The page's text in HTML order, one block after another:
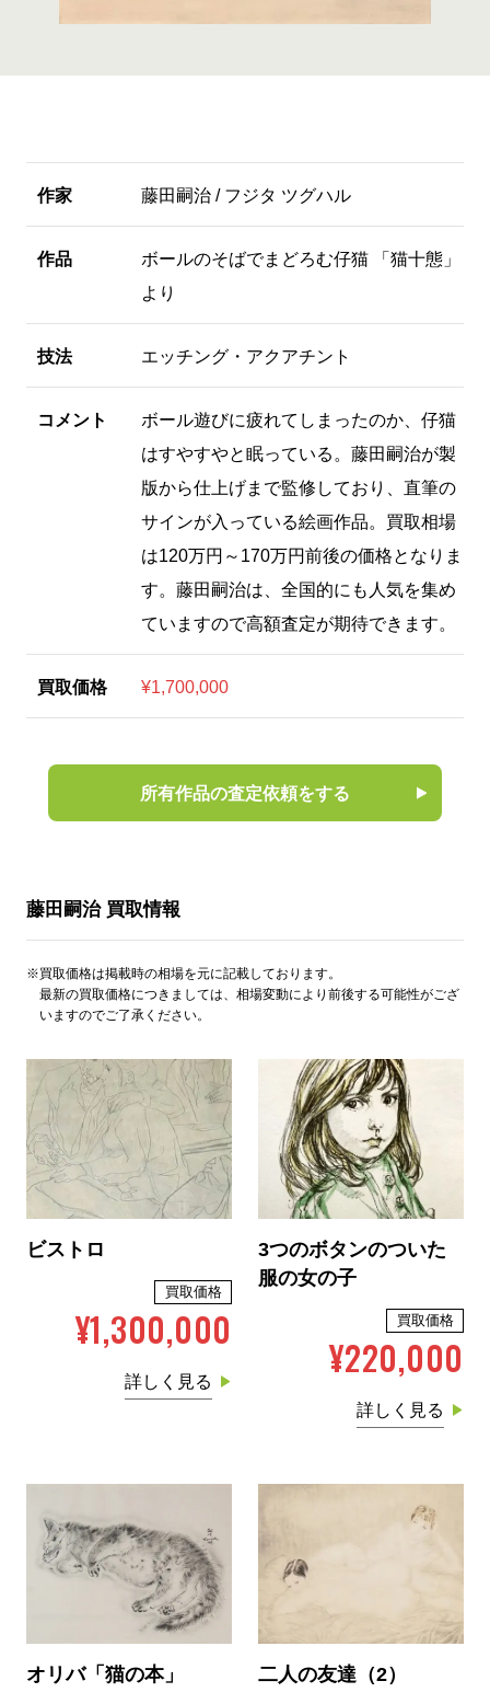
作家 藤田嗣治 / フジタ ツグハル
作品
ボールのそばでまどろむ仔猫 「猫十態」
より
技法 エッチング・アクアチント
コメント
ボール遊びに疲れてしまったのか、仔猫
はすやすやと眠っている。藤田嗣治が製
版から仕上げまで監修しており、直筆の
サインが入っている絵画作品。買取相場
は120万円～170万円前後の価格となりま
す。藤田嗣治は、全国的にも人気を集め
ていますので高額査定が期待できます。
買取価格 ¥1,700,000
所有作品の査定依頼をする
藤田嗣治 買取情報
※買取価格は掲載時の相場を元に記載しております。
最新の買取価格につきましては、相場変動により前後する可能性がござ
いますのでご了承ください。
ビストロ
買取価格
¥1,300,000
詳しく見る
3つのボタンのついた
服の女の子
買取価格
¥220,000
詳しく見る
オリバ「猫の本」 二人の友達（2）